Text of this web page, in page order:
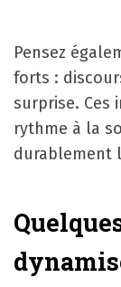
Pensez
forts :
surprise. Ces
rythme à la
durablement